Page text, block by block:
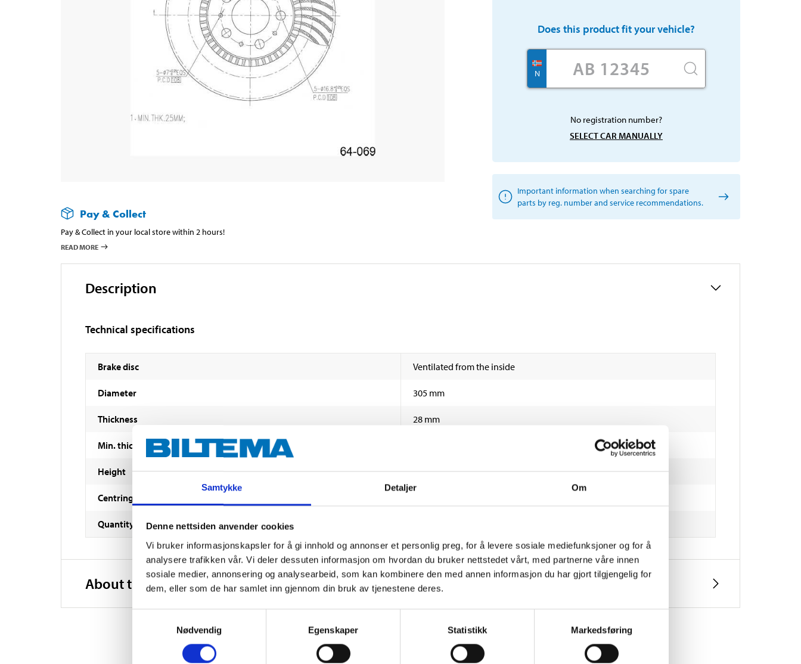
Samtykke Detaljer Om
Denne nettsiden anvender cookies
Vi bruker informasjonskapsler for å gi innhold og annonser et personlig preg, for å levere sosiale mediefunksjoner og for å
analysere trafikken vår. Vi deler dessuten informasjon om hvordan du bruker nettstedet vårt, med partnerne våre innen
sosiale medier, annonsering og analysearbeid, som kan kombinere den med annen informasjon du har gjort tilgjengelig for
dem, eller som de har samlet inn gjennom din bruk av tjenestene deres.
Nødvendig
Egenskaper Statistikk Markedsføring
Pay & Collect
Pay & Collect in your local store within 2 hours!
READ MORE
Does this product fit your vehicle?
N
No registration number?
SELECT CAR MANUALLY
Important information when searching for spare
parts by reg. number and service recommendations.
Description
Technical specifications
Brake disc Ventilated from the inside
Diameter 305 mm
Thickness 28 mm
Min. thickness
Height 50,3 mm
Centring diameter
Quantity
About the manufacturer
Other customers also bought